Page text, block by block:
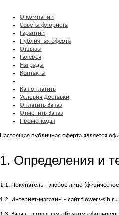
О компании
Советы флориста
Гарантии
Публичная оферта
Отзывы
Галерея
Награды
Контакты
Как оплатить
Условия Доставки
Оплатить Заказ
Отменить Заказ
Промо-коды
Настоящая публичная оферта является
1. Определения и
1.1. Покупатель – любое лицо
1.2. Интернет-магазин – сайт flowers-sib.ru.